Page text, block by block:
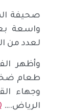
صحيفة
واسعة
لعدد من
وأظهر
طعام
وجهاء
الرياض.…